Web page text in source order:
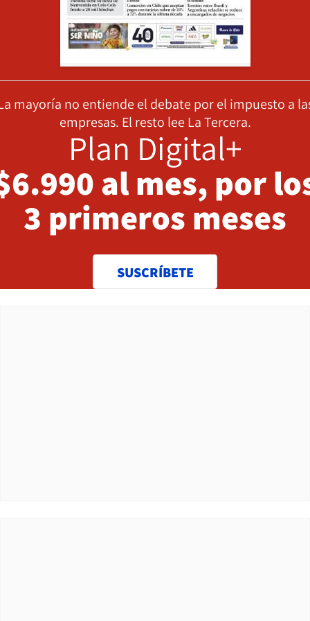
mayoría no entiende el debate por el impuesto a
empresas. El resto lee La Tercera.
Plan Digital+
al mes, por
3 primeros meses
SUSCRÍBETE